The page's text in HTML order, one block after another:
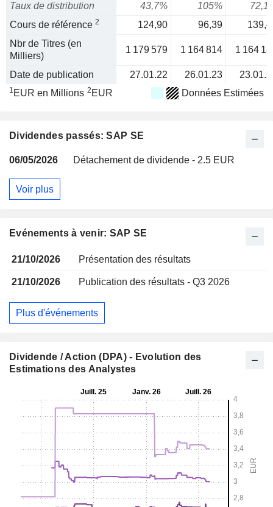
Taux de distribution
43,7% 105%
Cours de référence 2 124,90 96,39
Nbr de Titres (en
Milliers)
1 179 579 1 164 814 1 164
Date de publication 27.01.22 26.01.23
1 EUR en Millions 2 EUR Données Estimées
Dividendes passés: SAP SE
06/05/2026 Détachement de dividende - 2.5 EUR
Voir plus
Evénements à venir: SAP SE
21/10/2026 Présentation des résultats
21/10/2026 Publication des résultats - Q3 2026
Plus d'événements
Dividende / Action (DPA) - Evolution des
Estimations des Analystes